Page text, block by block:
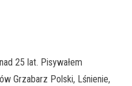
25 lat. Pisywałem
Grzabarz Polski, Lśnienie,